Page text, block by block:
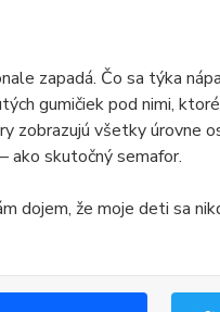
zapadá. Čo sa týka
gumičiek pod nimi,
zobrazujú všetky úrovne
skutočný semafor.
dojem, že moje deti sa